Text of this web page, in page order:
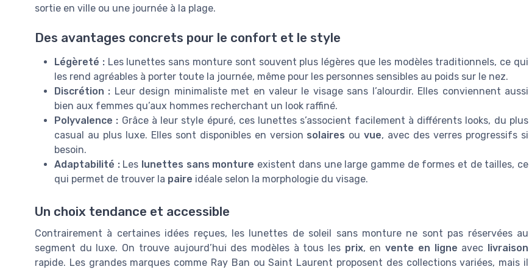
sortie en ville ou une journée à la plage.
Des avantages concrets pour le confort et le style
Légèreté :Les lunettes sans monture sont souvent plus légères que les modèles traditionnels, ce qui
les rend agréables à porter toute la journée, même pour les personnes sensibles au poids sur le nez.
Discrétion : Leur design minimaliste met en valeur le visage sans l’alourdir. Elles conviennent aussi
bien aux femmes qu’aux hommes recherchant un look raffiné.
Polyvalence : Grâce à leur style épuré, ces lunettes s’associent facilement à différents looks, du plus
casual au plus luxe. Elles sont disponibles en version solaires ouvue, avec des verres progressifs si
besoin.
Adaptabilité :Les lunettes sans monture existent dans une large gamme de formes et de tailles, ce
qui permet de trouver la paire idéale selon la morphologie du visage.
Un choix tendance et accessible
Contrairement à certaines idées reçues, les lunettes de soleil sans monture ne sont pas réservées au
segment du luxe. On trouve aujourd’hui des modèles à tous les prix, envente en ligne avec livraison
rapide. Les grandes marques comme Ray Ban ou Saint Laurent proposent des collections variées, mais il